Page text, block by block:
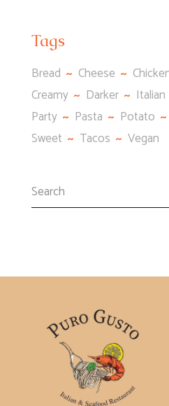
Tags
Bread Cheese
Creamy
Darker Italian
Party
Pasta Potato
Sweet
Tacos Vegan